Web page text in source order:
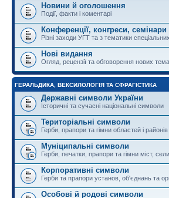
Новини й оголошення
Події, факти і коментарі
Конференції, конгреси, семінари
Різні заходи УГТ та з тематики
Нові видання
Огляд, рецензії та обговорення нових
ГЕРАЛЬДИКА, ВЕКСИЛОЛОГІЯ ТА СФРАГІСТИКА
Державні символи України
Історичні та сучасні національні символи
Територіальні символи
Герби, прапори та гімни областей і районів
Муніципальні символи
Герби, печатки, прапори та гімни міст,
Корпоративні символи
Герби та прапори установ, об'єднань та
Особові й родові символи